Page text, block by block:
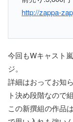
http://zappa-
今回もWキャスト
ジ。
詳細はおってお知
ト決め段階なので
この新撰組の作品